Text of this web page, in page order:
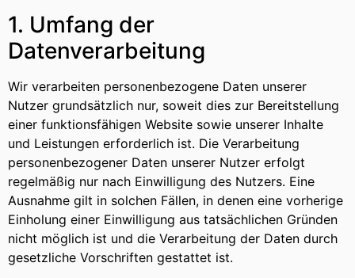
1. Umfang der
Datenverarbeitung
Wir verarbeiten personenbezogene Daten unserer
Nutzer grundsätzlich nur, soweit dies zur Bereitstellung
einer funktionsfähigen Website sowie unserer Inhalte
und Leistungen erforderlich ist. Die Verarbeitung
personenbezogener Daten unserer Nutzer erfolgt
regelmäßig nur nach Einwilligung des Nutzers. Eine
Ausnahme gilt in solchen Fällen, in denen eine vorherige
Einholung einer Einwilligung aus tatsächlichen Gründen
nicht möglich ist und die Verarbeitung der Daten durch
gesetzliche Vorschriften gestattet ist.